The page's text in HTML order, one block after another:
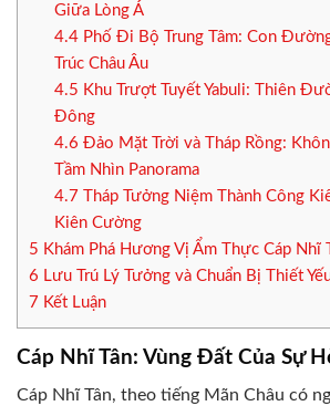
Giữa Lòng Á
4.4Phố Đi Bộ Trung Tâm: Con
Trúc Châu Âu
4.5 Khu Trượt Tuyết Yabuli: Thiên
Đông
4.6 Đảo Mặt Trời và Tháp Rồng:
Tầm Nhìn Panorama
4.7 Tháp Tưởng Niệm Thành Công
Kiên Cường
5 Khám Phá Hương Vị Ẩm Thực Cáp Nhĩ
6 Lưu Trú Lý Tưởng và Chuẩn Bị Thiết
7 Kết Luận
Cáp Nhĩ Tân: Vùng Đất Của Sự
Cáp Nhĩ Tân, theo tiếng Mãn Châu có